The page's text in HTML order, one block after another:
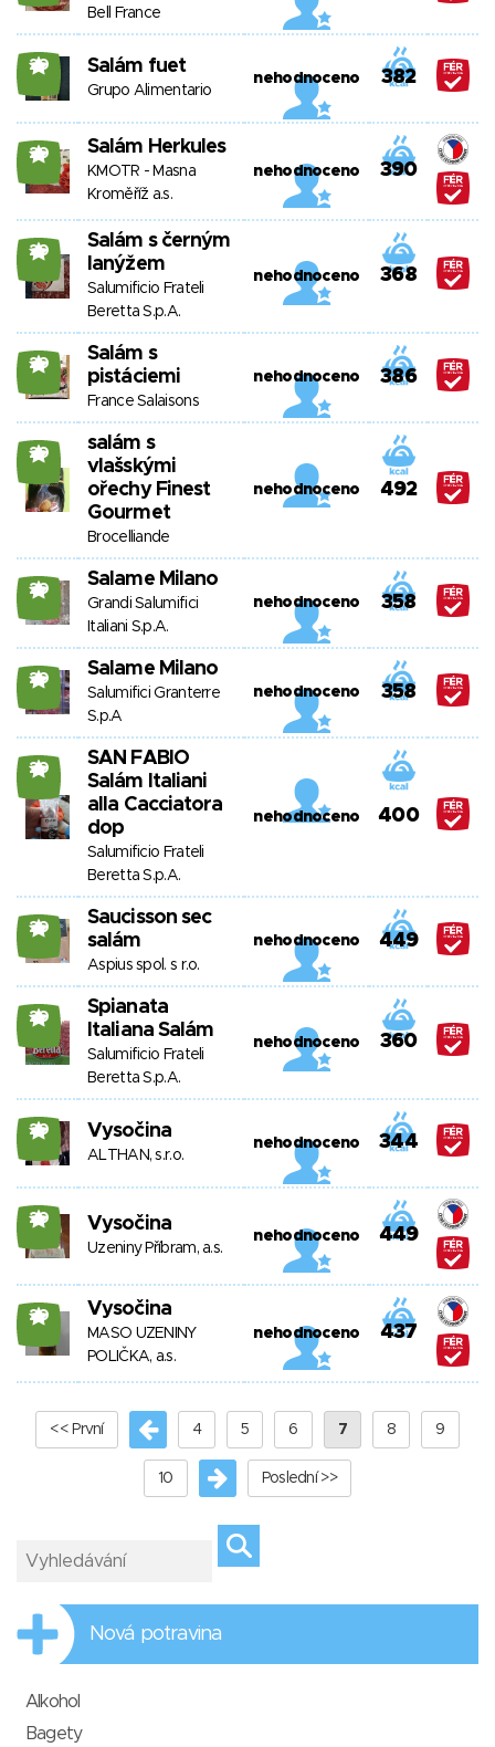
Bell France
20 Salám fuet
Grupo Alimentario
nehodnoceno 382
20 Salám Herkules
KMOTR - Masna
Kroměříž a.s.
nehodnoceno 390
20
Salám s černým
lanýžem
Salumificio Frateli
Beretta S.p.A.
nehodnoceno 368
20
Salám s
pistáciemi
France Salaisons
nehodnoceno 386
20
salám s
vlašskými
ořechy Finest
Gourmet
Brocelliande
nehodnoceno 492
20 Salame Milano
Grandi Salumifici
Italiani S.p.A.
nehodnoceno 358
20 Salame Milano
Salumifici Granterre
S.p.A
nehodnoceno 358
20
SAN FABIO
Salám Italiani
alla Cacciatora
dop
Salumificio Frateli
Beretta S.p.A.
nehodnoceno 400
20
Saucisson sec
salám
Aspius spol. s r.o.
nehodnoceno 449
20
Spianata
Italiana Salám
Salumificio Frateli
Beretta S.p.A.
nehodnoceno 360
20 Vysočina
ALTHAN, s.r.o.
nehodnoceno 344
20 Vysočina
Uzeniny Příbram, a.s.
nehodnoceno 449
20 Vysočina
MASO UZENINY
POLIČKA, a.s.
nehodnoceno 437
<< První 4 5 6 7 8 9
10 Poslední >>
Nová potravina
Alkohol
Bagety